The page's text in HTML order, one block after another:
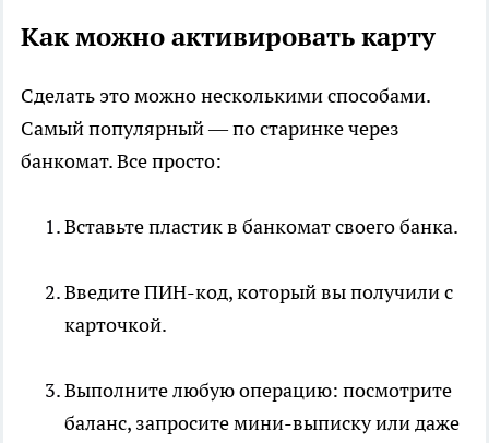
Как можно активировать карту
Сделать это можно несколькими способами.
Самый популярный — по старинке через
банкомат. Все просто:
Вставьте пластик в банкомат своего банка.
Введите ПИН-код, который вы получили с
карточкой.
Выполните любую операцию: посмотрите
баланс, запросите мини-выписку или даже